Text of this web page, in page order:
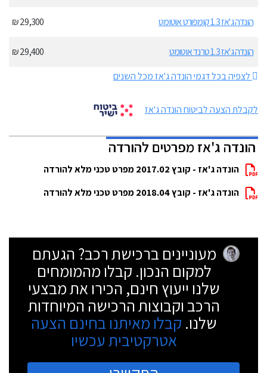
הונדה ג'אז 1.3 קומפורט אוטומט 29,300 ₪
הונדה ג'אז 1.3 טרנד אוטומט
29,400 ₪
לצפיה בכל דגמי הונדה ג'אז מכל השנים
לקבלת הצעה לביטוח הונדה ג'אז
הונדה ג'אז מפרטים להורדה
הונדה ג'אז - קובץ 2017.02 מפרט טכני מלא להורדה
הונדה ג'אז - קובץ 2018.04 מפרט טכני מלא להורדה
מעוניינים ברכישת רכב? הגעתם
למקום הנכון. קבלו מהמומחים
שלנו ייעוץ חינם, הכירו את מבצעי
הרכב וקבוצות הרכישה המיוחדות
שלנו. קבלו מאיתנו בחינם הצעה
אטרקטיבית עכשיו